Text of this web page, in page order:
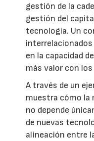
gestión de la
gestión del
tecnología. Un
en la capacidad
más valor con
A través de un
muestra cómo la
no depende
de nuevas
alineación entre